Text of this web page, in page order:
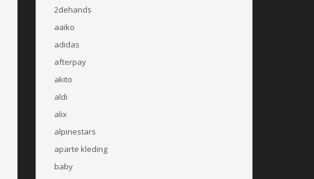
2dehands
aaiko
adidas
afterpay
akito
aldi
alix
alpinestars
aparte kleding
baby